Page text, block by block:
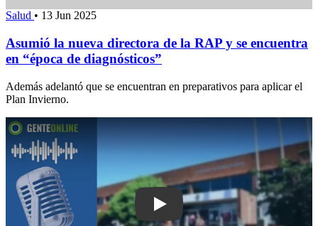
Salud • 13 Jun 2025
Asumió la nueva directora de la RAP y se encuentra
en “época de diagnósticos”
Además adelantó que se encuentran en preparativos para aplicar el
Plan Invierno.
Play: Hospital de Maldonado refuerza